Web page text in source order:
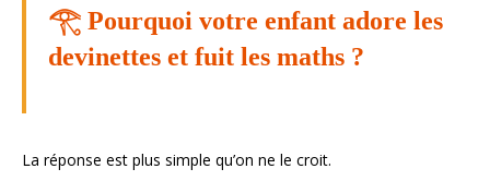
𓂀 Pourquoi votre enfant adore les
devinettes et fuit les maths ?
La réponse est plus simple qu’on ne le croit.